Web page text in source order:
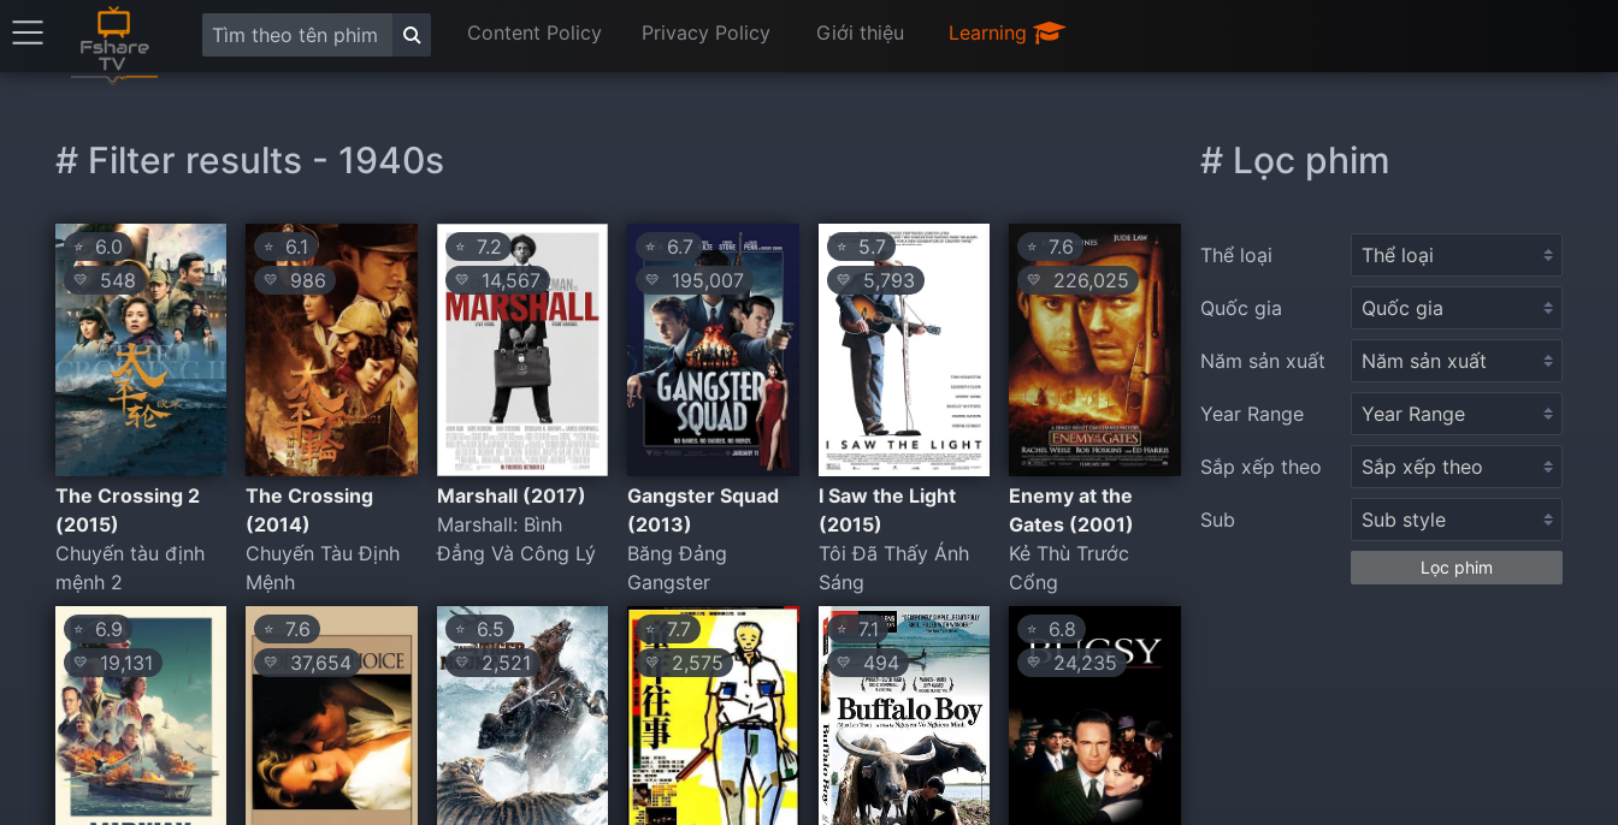
Content Policy Privacy Policy Giới thiệu Learning
# Filter results - 1940s
⭐ 6.0
💛 548
The Crossing 2
(2015)
Chuyến tàu định
mệnh 2
⭐ 6.1
💛 986
The Crossing
(2014)
Chuyến Tàu Định
Mệnh
⭐7.2
💛 14,567
Marshall (2017)
Marshall: Bình
Đẳng Và Công Lý
⭐ 6.7
💛 195,007
Gangster Squad
(2013)
Băng Đảng
Gangster
⭐5.7
💛 5,793
I Saw the Light
(2015)
Tôi Đã Thấy Ánh
Sáng
⭐ 7.6
💛 226,025
Enemy at the
Gates (2001)
Kẻ Thù Trước
Cổng
⭐ 6.9
💛 19,131
⭐ 7.6
💛 37,654
⭐6.5
💛 2,521
⭐7.7
💛 2,575
⭐7.1
💛 494
⭐ 6.8
💛 24,235
# Lọc phim
Thể loại
Quốc gia
Năm sản xuất
Year Range
Sắp xếp theo
Sub
Lọc phim